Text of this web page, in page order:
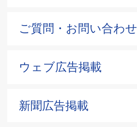
ご質問・お問い合わせ
ウェブ広告掲載
新聞広告掲載